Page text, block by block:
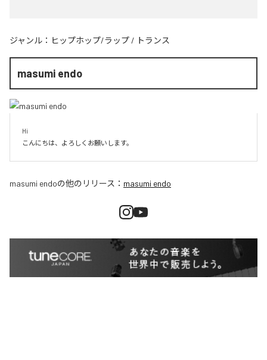
ジャンル： ヒップホップ/ラップ / トランス
masumi endo
Hi
こんにちは、よろしくお願いします。
masumi endoの他のリリース： masumi endo